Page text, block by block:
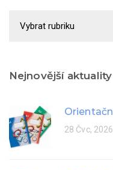
rok
Nejnovější aktuality
28 Čvc, 2026